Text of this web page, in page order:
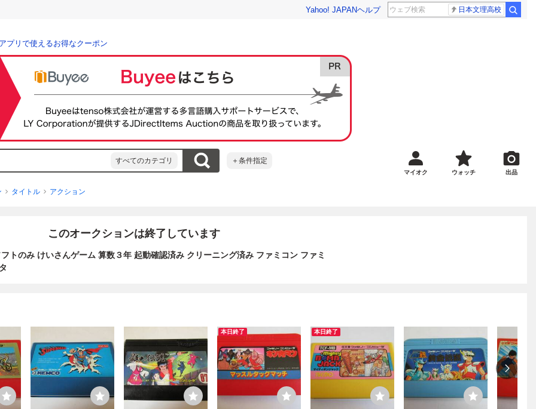
Yahoo! JAPANヘルプ 日本文理高校
プリで使えるお得なクーポン
すべてのカテゴリ ＋条件指定
マイオク ウォッチ 出品
タイトル アクション
このオークションは終了しています
トのみ けいさんゲーム 算数３年 起動確認済み クリーニング済み ファミコン ファミ
本日終了 本日終了